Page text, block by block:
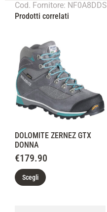
Cod. Fornitore: NF0A8DDS
Prodotti correlati
DOLOMITE ZERNEZ GTX
DONNA
€179.90
Scegli